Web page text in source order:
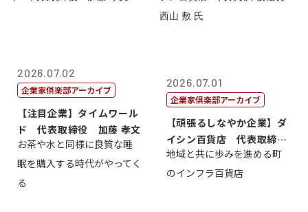
2026.07.02
企業家倶楽部アーカイブ
【注目企業】タイムワール
ド 代表取締役 加藤 孝文
お茶や水と同様に良質な睡
眠を購入する時代がやってく
る
2026.07.01
企業家倶楽部アーカイブ
【頑張るしなやか企業】ダ
イシン百貨店 代表取締役
社長 西山 ...
地域と共に歩みを進める町
のインフラ百貨店